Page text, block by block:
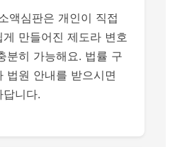
액심판은 개인이 직접
게 만들어진 제도라 변호
분히 가능해요. 법률 구
법원 안내를 받으시면
니다.